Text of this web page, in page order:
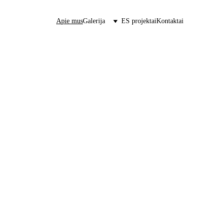
Apie musGalerija ES projektaiKontaktai